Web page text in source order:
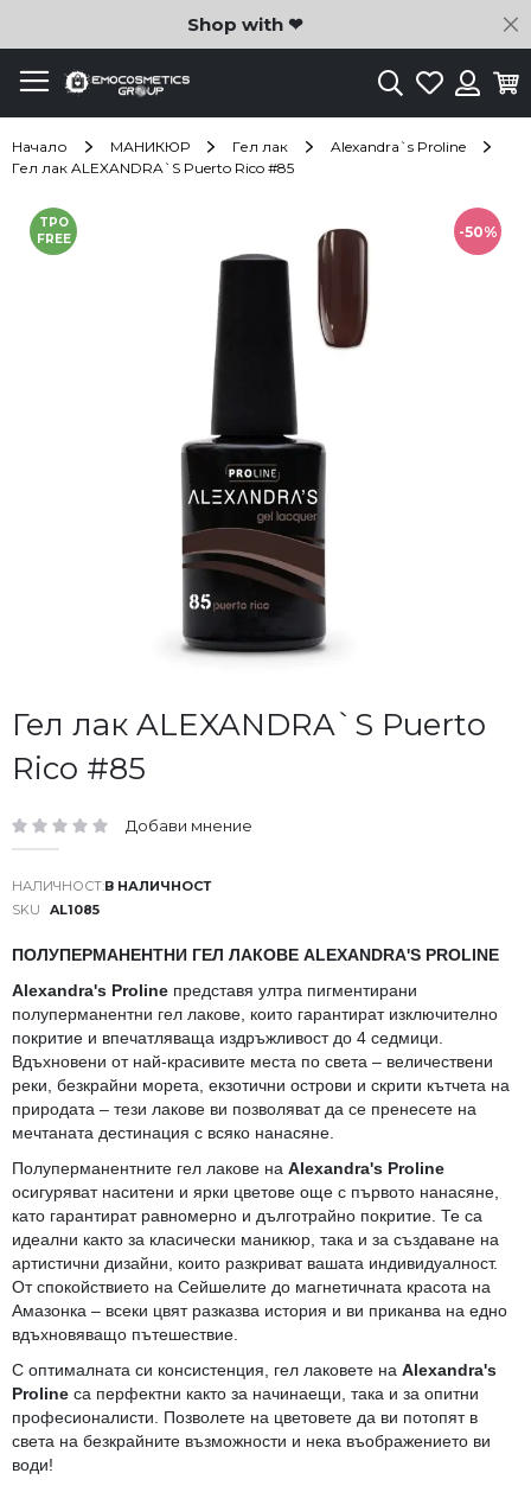
Shop with ❤
ТърсенеЛюбими
Начало МАНИКЮР Гел лак
Alexandra`s Proline
Гел лак ALEXANDRA`S Puerto Rico #85
Гел лак ALEXANDRA`S Puerto
Rico #85
рейтинг: Добави мнение
В НАЛИЧНОСТ
SKU
AL1085
ПОЛУПЕРМАНЕНТНИ ГЕЛ ЛАКОВЕ ALEXANDRA'S PROLINE
Alexandra's Proline представя ултра пигментирани
полуперманентни гел лакове, които гарантират изключително
покритие и впечатляваща издръжливост до 4 седмици.
Вдъхновени от най-красивите места по света – величествени
реки, безкрайни морета, екзотични острови и скрити кътчета на
природата – тези лакове ви позволяват да се пренесете на
мечтаната дестинация с всяко нанасяне.
Полуперманентните гел лакове на Alexandra's Proline
осигуряват наситени и ярки цветове още с първото нанасяне,
като гарантират равномерно и дълготрайно покритие. Те са
идеални както за класически маникюр, така и за създаване на
артистични дизайни, които разкриват вашата индивидуалност.
От спокойствието на Сейшелите до магнетичната красота на
Амазонка – всеки цвят разказва история и ви приканва на едно
вдъхновяващо пътешествие.
С оптималната си консистенция, гел лаковете на Alexandra's
Proline са перфектни както за начинаещи, така и за опитни
професионалисти. Позволете на цветовете да ви потопят в
света на безкрайните възможности и нека въображението ви
води!
-50%
TPO
FREE
Преминете
към
края
Преминете
към
началото
на
със
снимки